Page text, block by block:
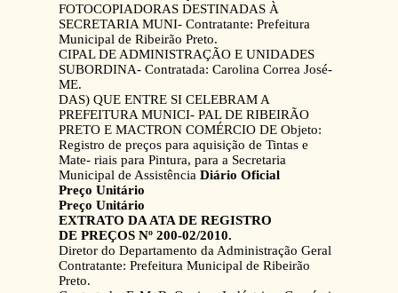
FOTOCOPIADORAS DESTINADAS À
SECRETARIA MUNI- Contratante: Prefeitura
Municipal de Ribeirão Preto.
CIPAL DE ADMINISTRAÇÃO E UNIDADES
SUBORDINA- Contratada: Carolina Correa José-
ME.
DAS) QUE ENTRE SI CELEBRAM A
PREFEITURA MUNICI- PAL DE RIBEIRÃO
PRETO E MACTRON COMÉRCIO DE Objeto:
Registro de preços para aquisição de Tintas e
Mate- riais para Pintura, para a Secretaria
Municipal de Assistência Diário Oficial
Preço Unitário
Preço Unitário
EXTRATO DA ATA DE REGISTRO
DE PREÇOS Nº 200-02/2010.
Diretor do Departamento da Administração Geral
Contratante: Prefeitura Municipal de Ribeirão
Preto.